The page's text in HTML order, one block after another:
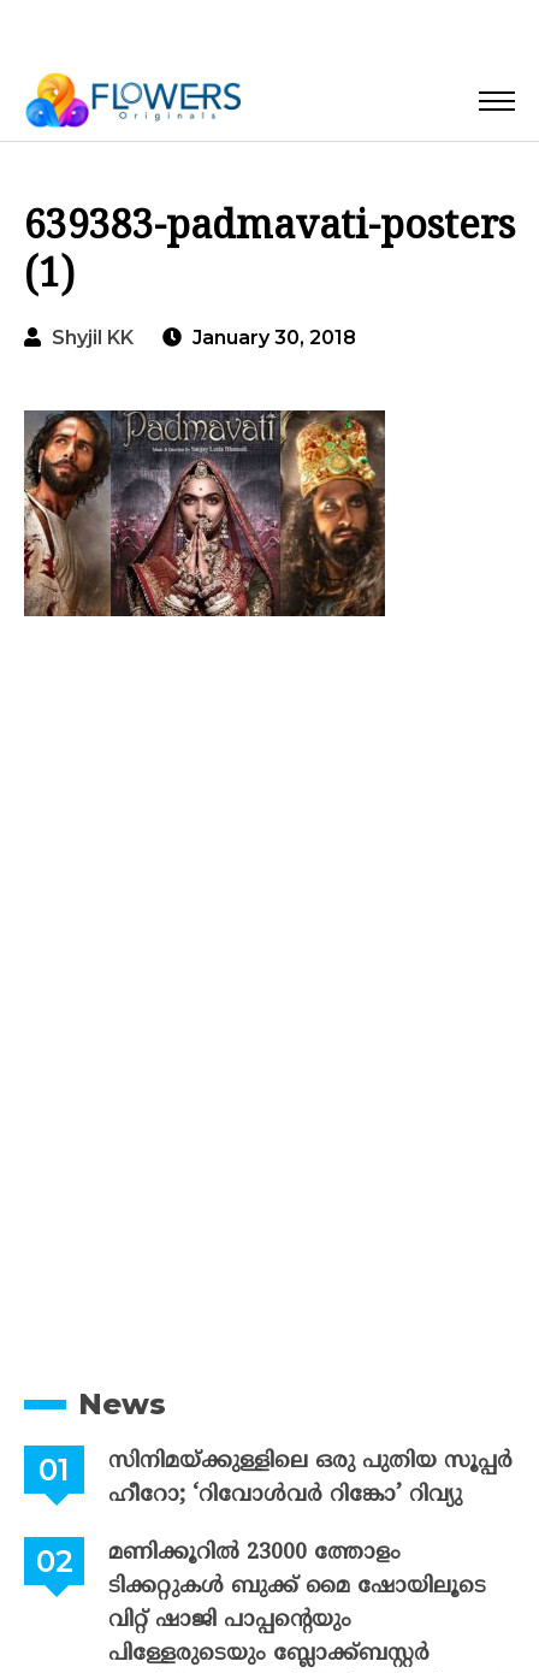
639383-padmavati-posters
(1)
Shyjil KK January 30, 2018
News
സിനിമയ്ക്കുള്ളിലെ ഒരു പുതിയ സൂപ്പർ
ഹീറോ; ‘റിവോൾവർ റിങ്കോ’ റിവ്യു
മണിക്കൂറിൽ 23000 ത്തോളം
ടിക്കറ്റുകൾ ബുക്ക് മൈ ഷോയിലൂടെ
വിറ്റ് ഷാജി പാപ്പന്റെയും
പിള്ളേരുടെയും ബ്ലോക്ക്ബസ്റ്റർ